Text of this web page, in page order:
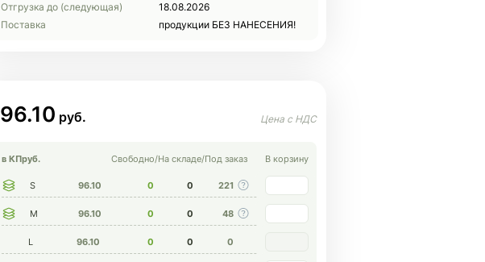
Отгрузка до (следующая)
18.08.2026
Поставка
продукции БЕЗ НАНЕСЕНИЯ!
96.10
в КПруб. Свободно/На складе/Под заказ В корзину
S 96.10 0 0 221
M 96.10 0 0 48
L 96.10 0 0 0